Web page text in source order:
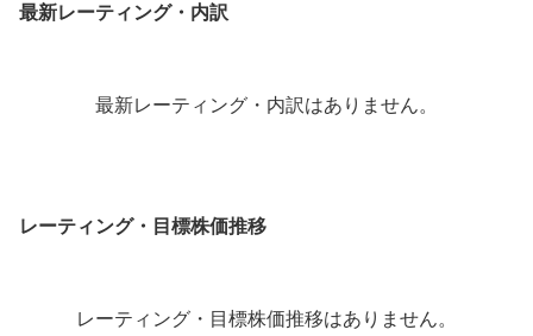
最新レーティング・内訳
最新レーティング・内訳はありません。
レーティング・目標株価推移
レーティング・目標株価推移はありません。